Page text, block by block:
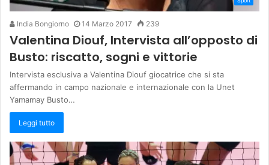
India Bongiorno 14 Marzo 2017 239
Valentina Diouf, Intervista all’opposto di
Busto: riscatto, sogni e vittorie
Intervista esclusiva a Valentina Diouf giocatrice che si sta
affermando in campo nazionale e internazionale con la Unet
Yamamay Busto…
Leggi tutto